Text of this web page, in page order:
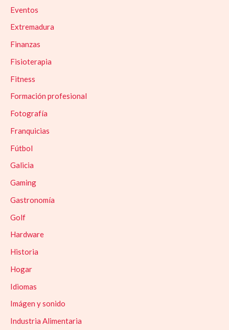
Eventos
Extremadura
Finanzas
Fisioterapia
Fitness
Formación profesional
Fotografía
Franquicias
Fútbol
Galicia
Gaming
Gastronomía
Golf
Hardware
Historia
Hogar
Idiomas
Imágen y sonido
Industria Alimentaria